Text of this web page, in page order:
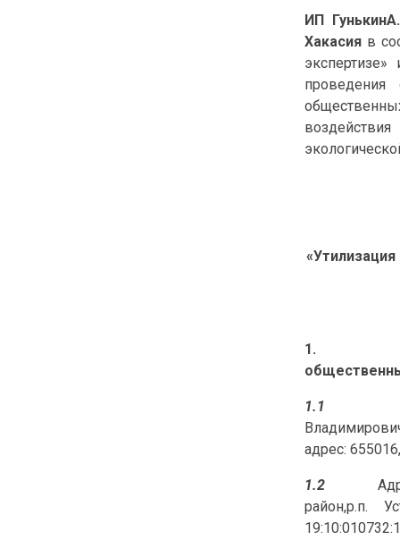
ИП
Хакасия в
адрес:
1.2
район,р.п.